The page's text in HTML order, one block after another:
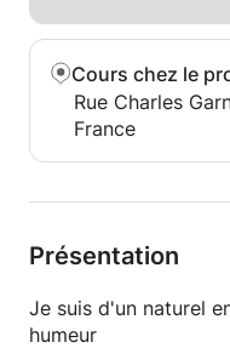
Cours chez le
Rue Charles
France
Présentation
Je suis d'un naturel
humeur